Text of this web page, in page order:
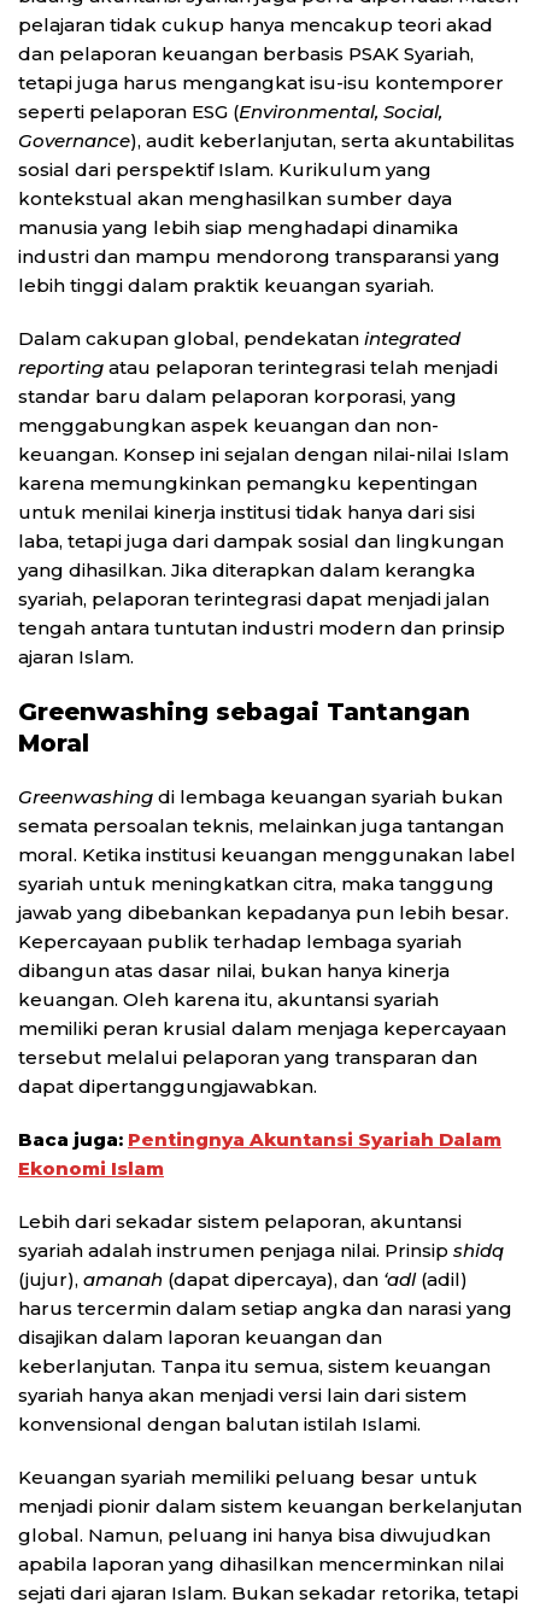
pelajaran tidak cukup hanya mencakup teori akad
dan pelaporan keuangan berbasis PSAK Syariah,
tetapi juga harus mengangkat isu-isu kontemporer
seperti pelaporan ESG (Environmental, Social,
Governance), audit keberlanjutan, serta akuntabilitas
sosial dari perspektif Islam. Kurikulum yang
kontekstual akan menghasilkan sumber daya
manusia yang lebih siap menghadapi dinamika
industri dan mampu mendorong transparansi yang
lebih tinggi dalam praktik keuangan syariah.
Dalam cakupan global, pendekatan integrated
reporting atau pelaporan terintegrasi telah menjadi
standar baru dalam pelaporan korporasi, yang
menggabungkan aspek keuangan dan non-
keuangan. Konsep ini sejalan dengan nilai-nilai Islam
karena memungkinkan pemangku kepentingan
untuk menilai kinerja institusi tidak hanya dari sisi
laba, tetapi juga dari dampak sosial dan lingkungan
yang dihasilkan. Jika diterapkan dalam kerangka
syariah, pelaporan terintegrasi dapat menjadi jalan
tengah antara tuntutan industri modern dan prinsip
ajaran Islam.
Greenwashing sebagai Tantangan
Moral
Greenwashing di lembaga keuangan syariah bukan
semata persoalan teknis, melainkan juga tantangan
moral. Ketika institusi keuangan menggunakan label
syariah untuk meningkatkan citra, maka tanggung
jawab yang dibebankan kepadanya pun lebih besar.
Kepercayaan publik terhadap lembaga syariah
dibangun atas dasar nilai, bukan hanya kinerja
keuangan. Oleh karena itu, akuntansi syariah
memiliki peran krusial dalam menjaga kepercayaan
tersebut melalui pelaporan yang transparan dan
dapat dipertanggungjawabkan.
Baca juga: Pentingnya Akuntansi Syariah Dalam
Ekonomi Islam
Lebih dari sekadar sistem pelaporan, akuntansi
syariah adalah instrumen penjaga nilai. Prinsip shidq
(jujur), amanah (dapat dipercaya), dan ‘adl(adil)
harus tercermin dalam setiap angka dan narasi yang
disajikan dalam laporan keuangan dan
keberlanjutan. Tanpa itu semua, sistem keuangan
syariah hanya akan menjadi versi lain dari sistem
konvensional dengan balutan istilah Islami.
Keuangan syariah memiliki peluang besar untuk
menjadi pionir dalam sistem keuangan berkelanjutan
global. Namun, peluang ini hanya bisa diwujudkan
apabila laporan yang dihasilkan mencerminkan nilai
sejati dari ajaran Islam. Bukan sekadar retorika, tetapi